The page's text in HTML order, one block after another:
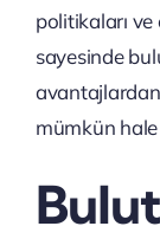
politikaları
sayesinde
mümkün